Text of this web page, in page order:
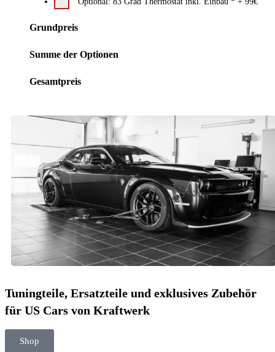
Grundpreis
Summe der Optionen
Gesamtpreis
Tuningteile, Ersatzteile und exklusives Zubehör
für US Cars von Kraftwerk
Shop